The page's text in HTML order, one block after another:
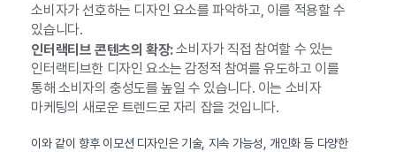
소비자가 선호하는 디자인 요소를 파악하고, 이를 적용할 수
있습니다.
인터랙티브 콘텐츠의 확장:소비자가 직접 참여할 수 있는
인터랙티브한 디자인 요소는 감정적 참여를 유도하고 이를
통해 소비자의 충성도를 높일 수 있습니다. 이는 소비자
마케팅의 새로운 트렌드로 자리 잡을 것입니다.
이와 같이 향후 이모션 디자인은 기술, 지속 가능성, 개인화 등 다양한